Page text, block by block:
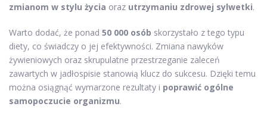
zmianom w stylu życia oraz utrzymaniu zdrowej sylwetki.
Warto dodać, że ponad 50 000 osób skorzystało z tego typu
diety, co świadczy o jej efektywności. Zmiana nawyków
żywieniowych oraz skrupulatne przestrzeganie zaleceń
zawartych w jadłospisie stanowią klucz do sukcesu. Dzięki temu
można osiągnąć wymarzone rezultaty i poprawić ogólne
samopoczucie organizmu.